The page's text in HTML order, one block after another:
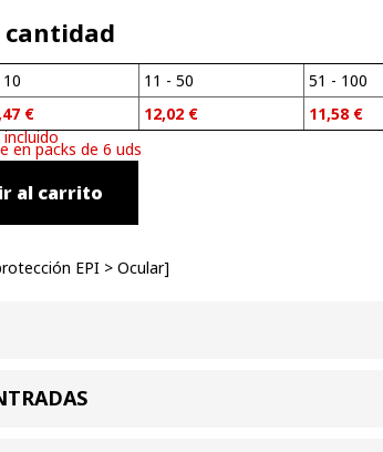
cantidad
€
11 - 50
12,02 €
51 - 100
11,58 €
incluido
en packs de 6 uds
al carrito
EPI > Ocular]